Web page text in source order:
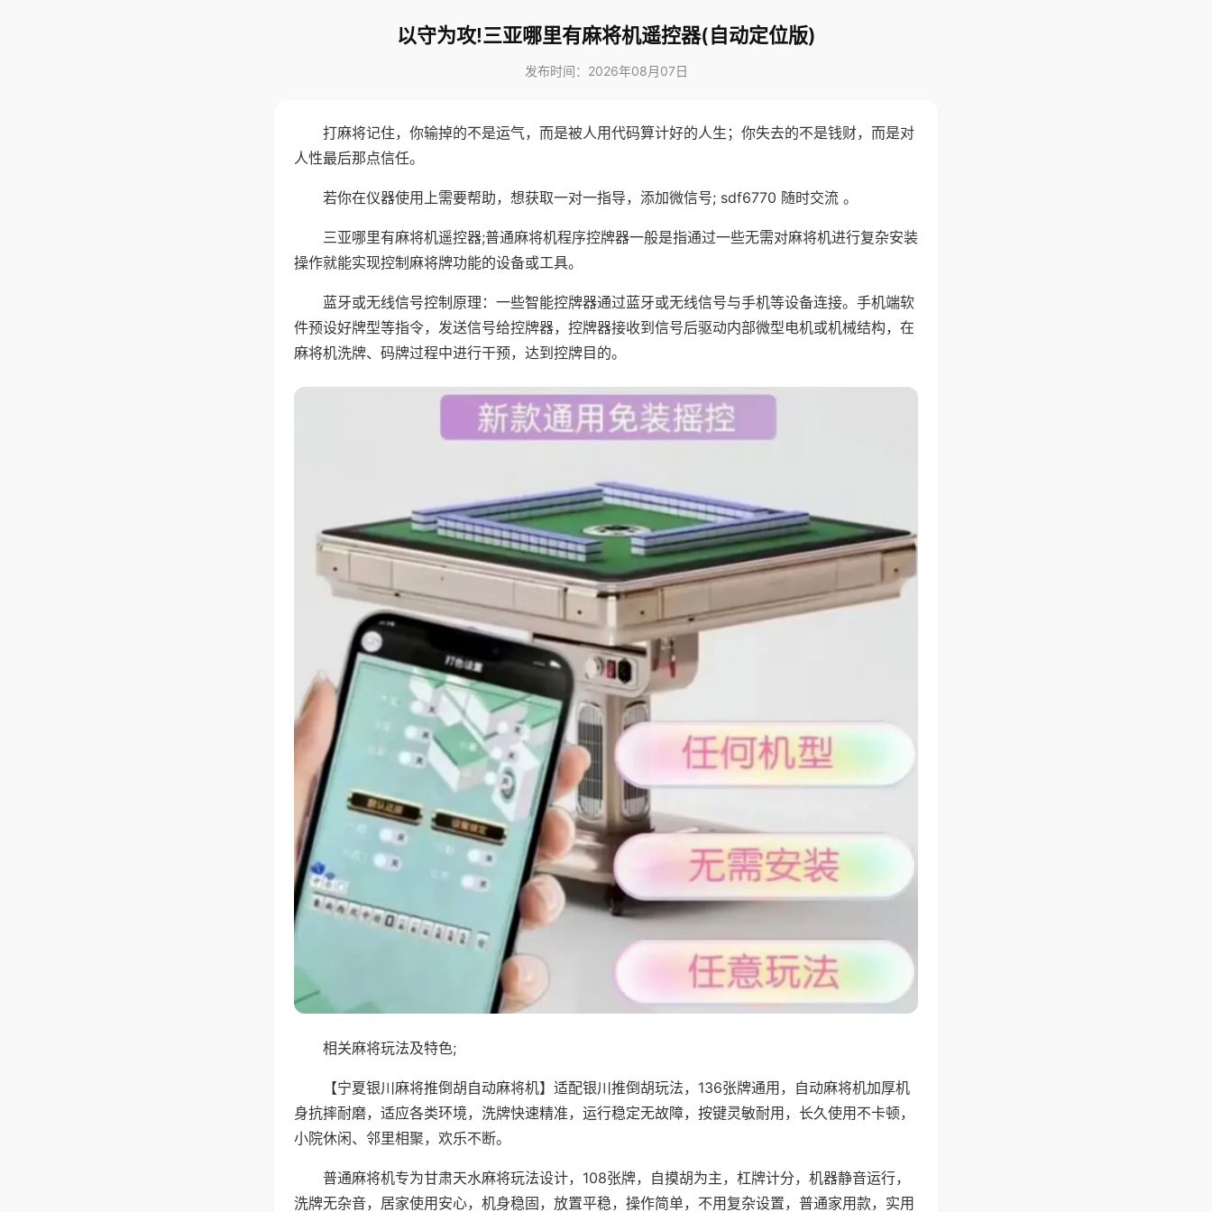
以守为攻!三亚哪里有麻将机遥控器(自动定位版)
发布时间：2026年08月07日
打麻将记住，你输掉的不是运气，而是被人用代码算计好的人生；你失去的不是钱财，而是对
人性最后那点信任。
若你在仪器使用上需要帮助，想获取一对一指导，添加微信号; sdf6770 随时交流 。
三亚哪里有麻将机遥控器;普通麻将机程序控牌器一般是指通过一些无需对麻将机进行复杂安装
操作就能实现控制麻将牌功能的设备或工具。
蓝牙或无线信号控制原理：一些智能控牌器通过蓝牙或无线信号与手机等设备连接。手机端软
件预设好牌型等指令，发送信号给控牌器，控牌器接收到信号后驱动内部微型电机或机械结构，在
麻将机洗牌、码牌过程中进行干预，达到控牌目的。
相关麻将玩法及特色;
【宁夏银川麻将推倒胡自动麻将机】适配银川推倒胡玩法，136张牌通用，自动麻将机加厚机
身抗摔耐磨，适应各类环境，洗牌快速精准，运行稳定无故障，按键灵敏耐用，长久使用不卡顿，
小院休闲、邻里相聚，欢乐不断。
普通麻将机专为甘肃天水麻将玩法设计，108张牌，自摸胡为主，杠牌计分，机器静音运行，
洗牌无杂音，居家使用安心，机身稳固，放置平稳，操作简单，不用复杂设置，普通家用款，实用